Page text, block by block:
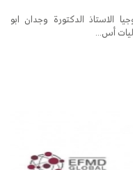
الاستاذ الدكتورة وجدان ابو
أس...